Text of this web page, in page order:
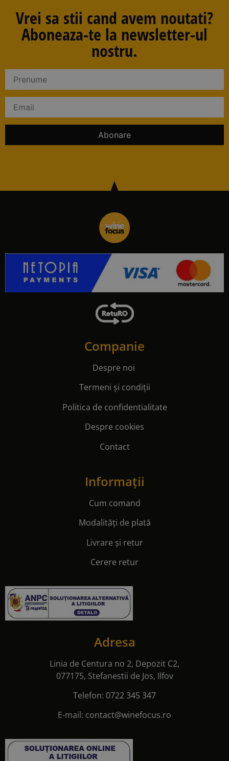
Vrei sa stii cand avem noutati?
Aboneaza-te la newsletter-ul
nostru.
Companie
Despre noi
Termeni și condiții
Politica de confidentialitate
Despre cookies
Contact
Informații
Cum comand
Modalități de plată
Livrare și retur
Cerere retur
Adresa
Linia de Centura no 2, Depozit C2,
077175, Stefanestii de Jos, Ilfov
Telefon: 0722 345 347
E-mail: contact@winefocus.ro